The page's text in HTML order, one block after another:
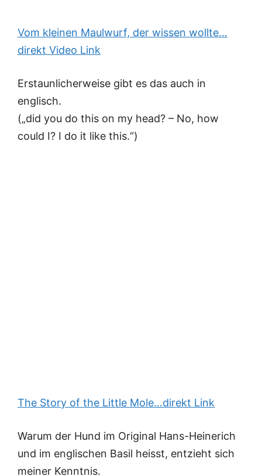
Vom kleinen Maulwurf, der wissen wollte…
direkt Video Link
Erstaunlicherweise gibt es das auch in
englisch.
(„did you do this on my head? – No, how
could I? I do it like this.“)
The Story of the Little Mole…direkt Link
Warum der Hund im Original Hans-Heinerich
und im englischen Basil heisst, entzieht sich
meiner Kenntnis.